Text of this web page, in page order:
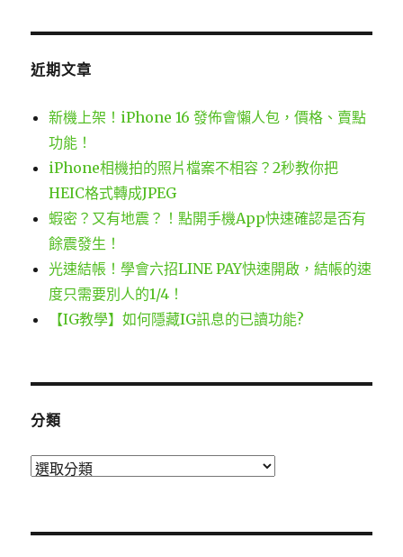
近期文章
新機上架！iPhone 16 發佈會懶人包，價格、賣點
功能！
iPhone相機拍的照片檔案不相容？2秒教你把
HEIC格式轉成JPEG
蝦密？又有地震？！點開手機App快速確認是否有
餘震發生！
光速結帳！學會六招LINE PAY快速開啟，結帳的速
度只需要別人的1/4！
【IG教學】如何隱藏IG訊息的已讀功能?
分類
分